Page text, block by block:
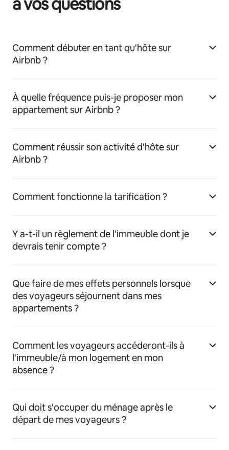
Comment débuter en tant qu'hôte sur
Airbnb ?
À quelle fréquence puis-je proposer mon
appartement sur Airbnb ?
Comment réussir son activité d'hôte sur
Airbnb ?
Comment fonctionne la tarification ?
Y a-t-il un règlement de l'immeuble dont je
devrais tenir compte ?
Que faire de mes effets personnels lorsque
des voyageurs séjournent dans mes
appartements ?
Comment les voyageurs accéderont-ils à
l'immeuble/à mon logement en mon
absence ?
Qui doit s'occuper du ménage après le
départ de mes voyageurs ?